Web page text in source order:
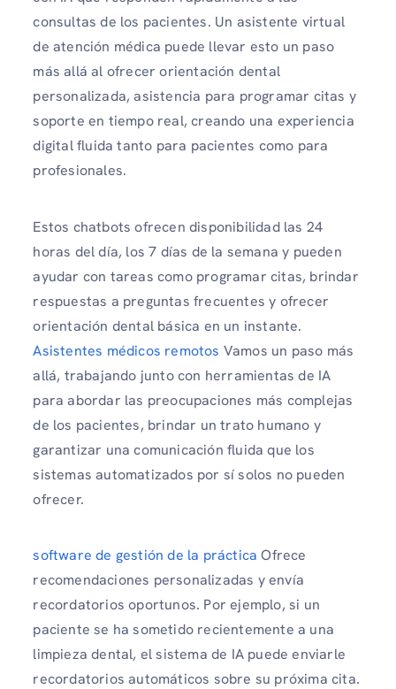
consultas de los pacientes. Un asistente virtual
de atención médica puede llevar esto un paso
más allá al ofrecer orientación dental
personalizada, asistencia para programar citas y
soporte en tiempo real, creando una experiencia
digital fluida tanto para pacientes como para
profesionales.
Estos chatbots ofrecen disponibilidad las 24
horas del día, los 7 días de la semana y pueden
ayudar con tareas como programar citas, brindar
respuestas a preguntas frecuentes y ofrecer
orientación dental básica en un instante.
Asistentes médicos remotos Vamos un paso más
allá, trabajando junto con herramientas de IA
para abordar las preocupaciones más complejas
de los pacientes, brindar un trato humano y
garantizar una comunicación fluida que los
sistemas automatizados por sí solos no pueden
ofrecer.
software de gestión de la práctica Ofrece
recomendaciones personalizadas y envía
recordatorios oportunos. Por ejemplo, si un
paciente se ha sometido recientemente a una
limpieza dental, el sistema de IA puede enviarle
recordatorios automáticos sobre su próxima cita.